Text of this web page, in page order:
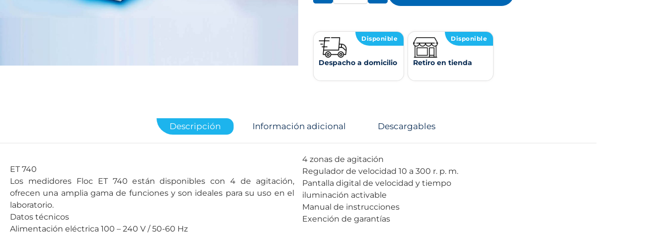
Disponible
Despacho a domicilio
Disponible
Retiro en tienda
Descripción Información adicional Descargables
ET 740
Los medidores Floc ET 740 están disponibles con 4 de agitación,
ofrecen una amplia gama de funciones y son ideales para su uso en el
laboratorio.
Datos técnicos
Alimentación eléctrica 100 – 240 V / 50-60 Hz
4 zonas de agitación
Regulador de velocidad 10 a 300 r. p. m.
Pantalla digital de velocidad y tiempo
iluminación activable
Manual de instrucciones
Exención de garantías